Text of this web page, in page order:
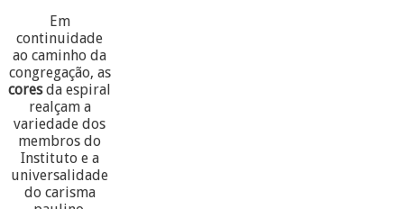
Em
continuidade
ao caminho da
congregação, as
coresda espiral
realçam a
variedade dos
membros do
Instituto e a
universalidade
do carisma